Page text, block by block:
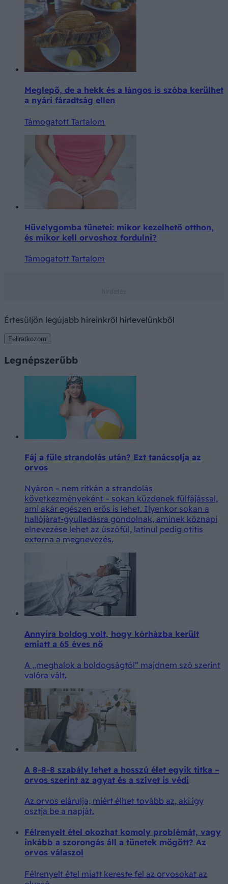
Meglepő, de a hekk és a lángos is szóba kerülhet
a nyári fáradtság ellen
Támogatott Tartalom
Hüvelygomba tünetei: mikor kezelhető otthon,
és mikor kell orvoshoz fordulni?
Támogatott Tartalom
Értesüljön legújabb híreinkről hírlevelünkből
Feliratkozom
Legnépszerűbb
Fáj a füle strandolás után? Ezt tanácsolja az
orvos
Nyáron – nem ritkán a strandolás
következményeként – sokan küzdenek fülfájással,
ami akár egészen erős is lehet. Ilyenkor sokan a
hallójárat-gyulladásra gondolnak, aminek köznapi
elnevezése lehet az úszófül, latinul pedig otitis
externa a megnevezés.
Annyira boldog volt, hogy kórházba került
emiatt a 65 éves nő
A „meghalok a boldogságtól” majdnem szó szerint
valóra vált.
A 8-8-8 szabály lehet a hosszú élet egyik titka –
orvos szerint az agyat és a szívet is védi
Az orvos elárulja, miért élhet tovább az, aki így
osztja be a napját.
Félrenyelt étel okozhat komoly problémát, vagy
inkább a szorongás áll a tünetek mögött? Az
orvos válaszol
Félrenyelt étel miatt kereste fel az orvosokat az